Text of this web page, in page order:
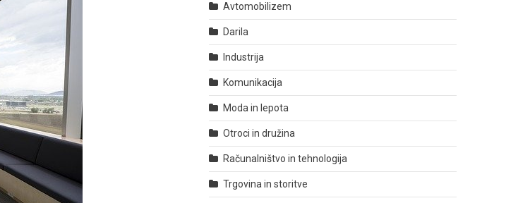
Avtomobilizem
Darila
Industrija
Komunikacija
Moda in lepota
Otroci in družina
Računalništvo in tehnologija
Trgovina in storitve